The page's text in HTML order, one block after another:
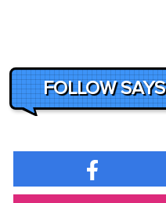
FOLLOW SAYS